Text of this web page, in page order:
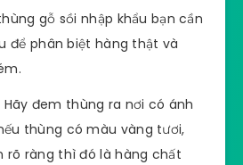
gỗ sồi nhập khẩu bạn cần
để phân biệt hàng thật và
Hãy đem thùng ra nơi có ánh
thùng có màu vàng tươi,
rõ ràng thì đó là hàng chất